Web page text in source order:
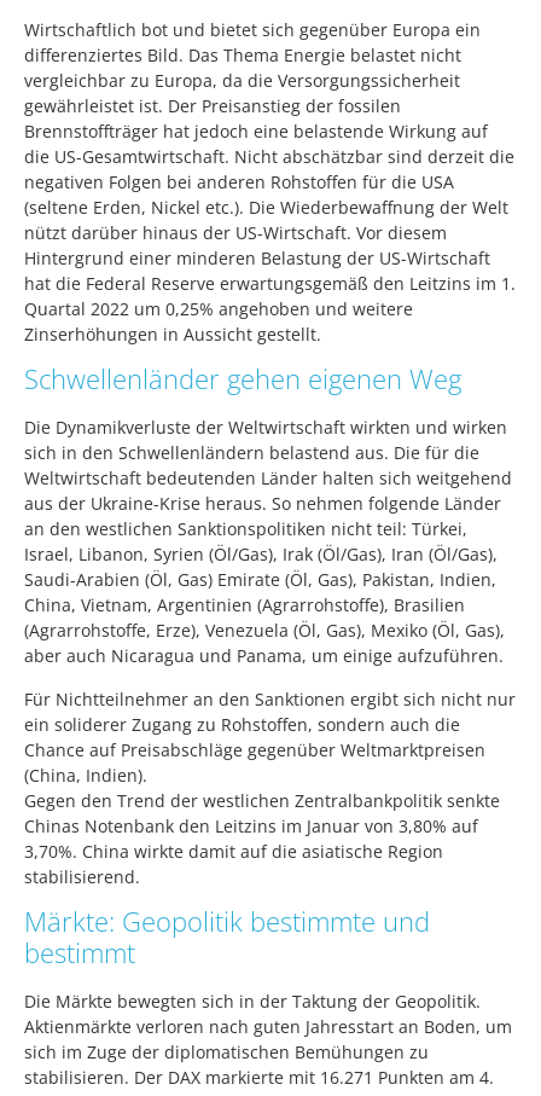
Wirtschaftlich bot und bietet sich gegenüber Europa ein
differenziertes Bild. Das Thema Energie belastet nicht
vergleichbar zu Europa, da die Versorgungssicherheit
gewährleistet ist. Der Preisanstieg der fossilen
Brennstoffträger hat jedoch eine belastende Wirkung auf
die US-Gesamtwirtschaft. Nicht abschätzbar sind derzeit die
negativen Folgen bei anderen Rohstoffen für die USA
(seltene Erden, Nickel etc.). Die Wiederbewaffnung der Welt
nützt darüber hinaus der US-Wirtschaft. Vor diesem
Hintergrund einer minderen Belastung der US-Wirtschaft
hat die Federal Reserve erwartungsgemäß den Leitzins im 1.
Quartal 2022 um 0,25% angehoben und weitere
Zinserhöhungen in Aussicht gestellt.
Schwellenländer gehen eigenen Weg
Die Dynamikverluste der Weltwirtschaft wirkten und wirken
sich in den Schwellenländern belastend aus. Die für die
Weltwirtschaft bedeutenden Länder halten sich weitgehend
aus der Ukraine-Krise heraus. So nehmen folgende Länder
an den westlichen Sanktionspolitiken nicht teil: Türkei,
Israel, Libanon, Syrien (Öl/Gas), Irak (Öl/Gas), Iran (Öl/Gas),
Saudi-Arabien (Öl, Gas) Emirate (Öl, Gas), Pakistan, Indien,
China, Vietnam, Argentinien (Agrarrohstoffe), Brasilien
(Agrarrohstoffe, Erze), Venezuela (Öl, Gas), Mexiko (Öl, Gas),
aber auch Nicaragua und Panama, um einige aufzuführen.
Für Nichtteilnehmer an den Sanktionen ergibt sich nicht nur
ein soliderer Zugang zu Rohstoffen, sondern auch die
Chance auf Preisabschläge gegenüber Weltmarktpreisen
(China, Indien).
Gegen den Trend der westlichen Zentralbankpolitik senkte
Chinas Notenbank den Leitzins im Januar von 3,80% auf
3,70%. China wirkte damit auf die asiatische Region
stabilisierend.
Märkte: Geopolitik bestimmte und
bestimmt
Die Märkte bewegten sich in der Taktung der Geopolitik.
Aktienmärkte verloren nach guten Jahresstart an Boden, um
sich im Zuge der diplomatischen Bemühungen zu
stabilisieren. Der DAX markierte mit 16.271 Punkten am 4.